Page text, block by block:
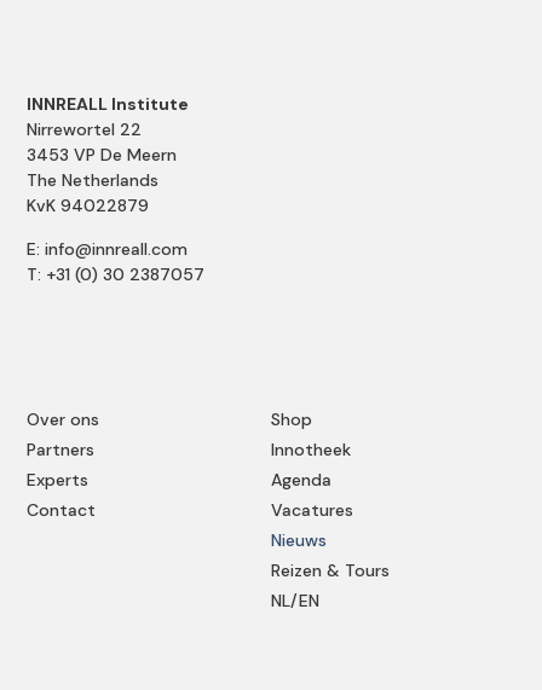
Shop
Innotheek
Agenda
Vacatures
Nieuws
Reizen & Tours
NL/EN
Over ons
Partners
Experts
Contact
INNREALL Institute
Nirrewortel 22
3453 VP De Meern
The Netherlands
KvK 94022879
E: info@innreall.com
T: +31 (0) 30 2387057